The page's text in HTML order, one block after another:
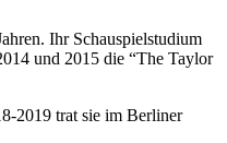
Ihr Schauspielstudium
und 2015 die “The Taylor
2019 trat sie im Berliner